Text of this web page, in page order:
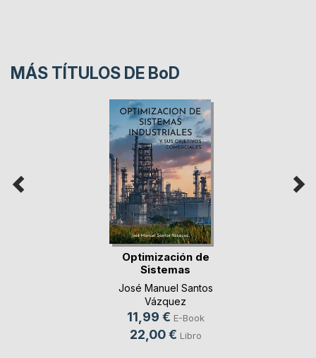
MÁS TÍTULOS DE BoD
Optimización de
Sistemas
Industriales
José Manuel Santos
Vázquez
11,99 € E-Book
22,00 € Libro